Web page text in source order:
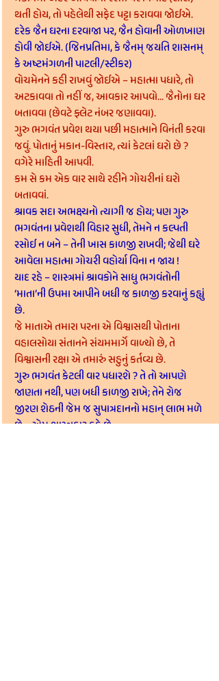
થતી હોય, તો પહેલેથી સફેદ પટ્ટા કરાવવા જોઈએ.
દરેક જૈન ઘરના દરવાજા પર, જૈન હોવાની ઓળખાણ
હોવી જોઈએ. (જિનપ્રતિમા, કે જૈનમ્ જયતિ શાસનમ્
કે અષ્ટમંગળની પાટલી/સ્ટીકર)
વોચમેનને કહી રાખવું જોઈએ – મહાત્મા પધારે, તો
અટકાવવા તો નહીં જ, આવકાર આપવો... જૈનોના ઘર
બતાવવા (છેવટે ફ્લેટ નંબર જણાવવા).
ગુરુ ભગવંત પ્રવેશ થયા પછી મહાત્માને વિનંતી કરવા
જવું. પોતાનું મકાન-વિસ્તાર, ત્યાં કેટલાં ઘરો છે ?
વગેરે માહિતી આપવી.
કમ સે કમ એક વાર સાથે રહીને ગોચરીનાં ઘરો
બતાવવાં.
શ્રાવક સદા અભક્ષ્યનો ત્યાગી જ હોય; પણ ગુરુ
ભગવંતના પ્રવેશથી વિહાર સુધી, તેમને ન કલ્પતી
રસોઈ ન બને – તેની ખાસ કાળજી રાખવી; જેથી ઘરે
આવેલા મહાત્મા ગોચરી વહોર્યા વિના ન જાય !
યાદ રહે – શાસ્ત્રમાં શ્રાવકોને સાધુ ભગવંતોની
‘માતા’ની ઉપમા આપીને બધી જ કાળજી કરવાનું કહ્યું
છે.
જે માતાએ તમારા પરના એ વિશ્વાસથી પોતાના
વહાલસોયા સંતાનને સંયમમાર્ગે વાળ્યો છે, તે
વિશ્વાસની રક્ષા એ તમારું સહુનું કર્તવ્ય છે.
ગુરુ ભગવંત કેટલી વાર પધારશે ? તે તો આપણે
જાણતા નથી, પણ બધી કાળજી રાખે; તેને રોજ
જીરણ શેઠની જેમ જ સુપાત્રદાનનો મહાન્ લાભ મળે
છે – એમ શાસ્ત્રકાર કહે છે.